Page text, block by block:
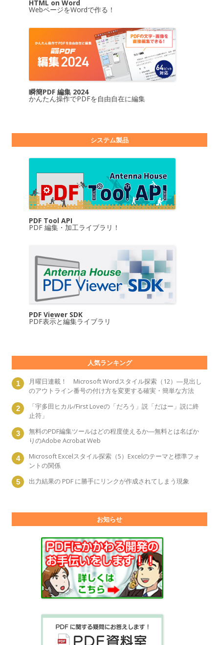
HTML on Word
WebページをWordで作る！
瞬簡PDF 編集 2024
かんたん操作でPDFを自由自在に編集
システム製品
PDF Tool API
PDF 編集・加工ライブラリ！
PDF Viewer SDK
PDF表示と編集ライブラリ
人気ランキング
月曜日連載！ Microsoft Wordスタイル探索（12）―見出し
のアウトライン番号の付け方を変更する確実・簡単な方法
「宇多田ヒカル/First Loveの「だろう」説「だはー」説に終
止符」
無料のPDF編集ツールはどの程度使えるか―無料とは名ばか
りのAdobe Acrobat Web
Microsoft Excelスタイル探索（5）Excelのテーマと標準フォ
ントの関係
出力結果の PDF に勝手にリンクが作成されてしまう現象
お知らせ